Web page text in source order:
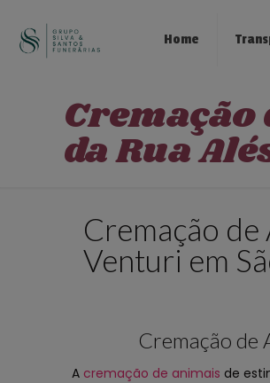
Home
da Rua
Cremação
Venturi em
Cremação de
A cremação de animais de